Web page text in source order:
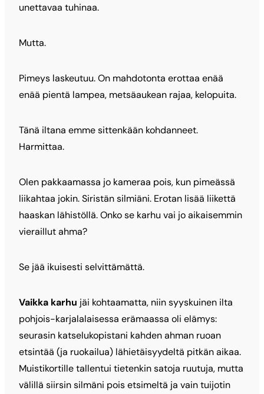
unettavaa tuhinaa.
Mutta.
Pimeys laskeutuu. On mahdotonta erottaa enää
enää pientä lampea, metsäaukean rajaa, kelopuita.
Tänä iltana emme sittenkään kohdanneet.
Harmittaa.
Olen pakkaamassa jo kameraa pois, kun pimeässä
liikahtaa jokin. Siristän silmiäni. Erotan lisää liikettä
haaskan lähistöllä. Onko se karhu vai jo aikaisemmin
vieraillut ahma?
Se jää ikuisesti selvittämättä.
Vaikka karhu jäi kohtaamatta, niin syyskuinen ilta
pohjois-karjalalaisessa erämaassa oli elämys:
seurasin katselukopistani kahden ahman ruoan
etsintää (ja ruokailua) lähietäisyydeltä pitkän aikaa.
Muistikortille tallentui tietenkin satoja ruutuja, mutta
välillä siirsin silmäni pois etsimeltä ja vain tuijotin